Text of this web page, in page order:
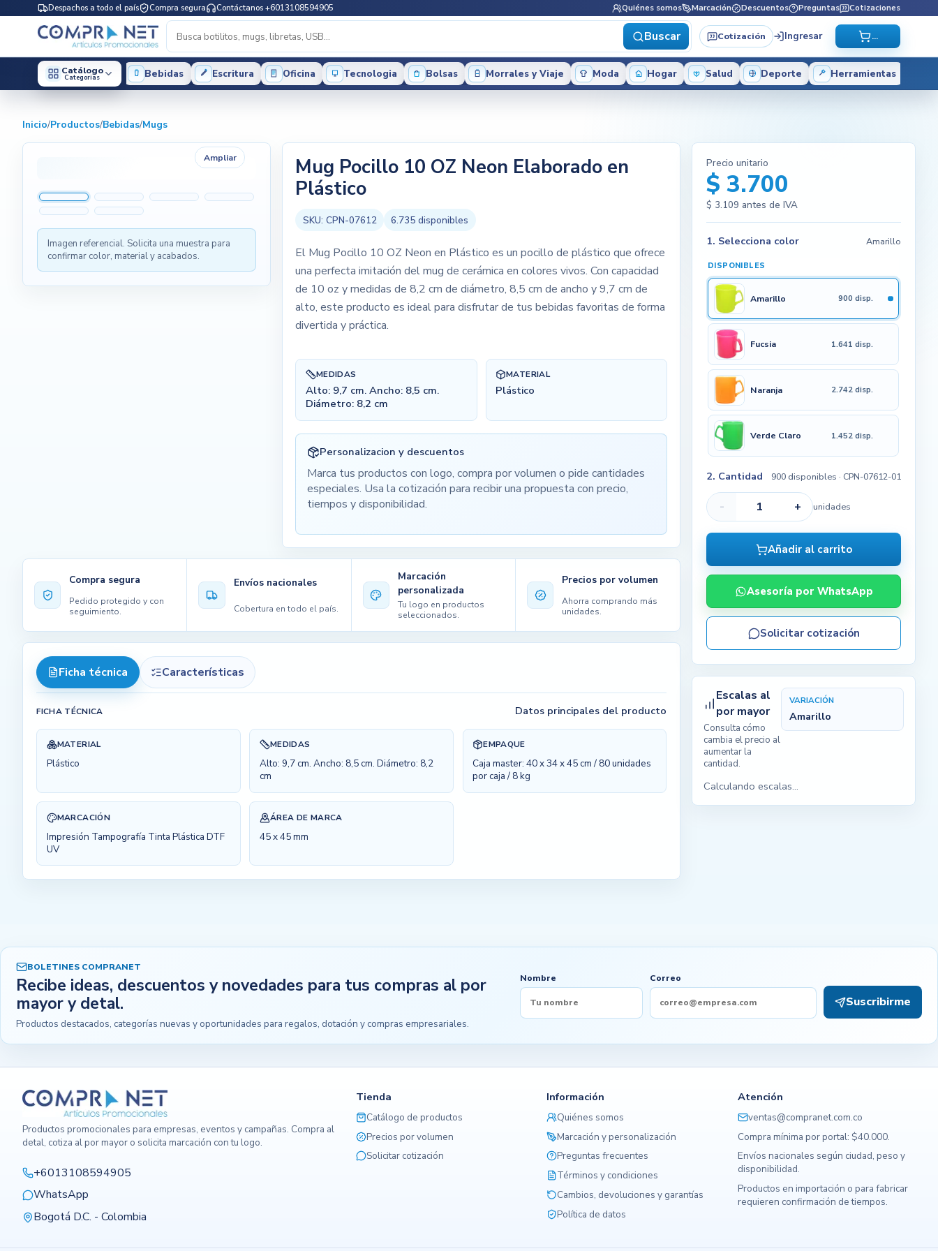
Despachos a todo el país Compra segura Contáctanos +6013108594905 Quiénes somos Marcación Descuentos Preguntas Cotizaciones
Buscar Cotización Ingresar ...
Catálogo
Categorias Bebidas Escritura Oficina Tecnologia Bolsas Morrales y Viaje Moda Hogar Salud Deporte Herramientas
Inicio/Productos/Bebidas/Mugs
Ampliar
Imagen referencial. Solicita una muestra para
confirmar color, material y acabados.
Mug Pocillo 10 OZ Neon Elaborado en
Plástico
SKU: CPN-07612 6.735 disponibles
El Mug Pocillo 10 OZ Neon en Plástico es un pocillo de plástico que ofrece
una perfecta imitación del mug de cerámica en colores vivos. Con capacidad
de 10 oz y medidas de 8,2 cm de diámetro, 8,5 cm de ancho y 9,7 cm de
alto, este producto es ideal para disfrutar de tus bebidas favoritas de forma
divertida y práctica.
MEDIDAS
Alto: 9,7 cm. Ancho: 8,5 cm.
Diámetro: 8,2 cm
MATERIAL
Plástico
Personalizacion y descuentos
Marca tus productos con logo, compra por volumen o pide cantidades
especiales. Usa la cotización para recibir una propuesta con precio,
tiempos y disponibilidad.
Compra segura
Pedido protegido y con
seguimiento.
Envíos nacionales
Cobertura en todo el país.
Marcación
personalizada
Tu logo en productos
seleccionados.
Precios por volumen
Ahorra comprando más
unidades.
Ficha técnica Características
FICHA TÉCNICA Datos principales del producto
MATERIAL
Plástico
MEDIDAS
Alto: 9,7 cm. Ancho: 8,5 cm. Diámetro: 8,2
cm
EMPAQUE
Caja master: 40 x 34 x 45 cm / 80 unidades
por caja / 8 kg
MARCACIÓN
Impresión Tampografía Tinta Plástica DTF
UV
ÁREA DE MARCA
45 x 45 mm
Precio unitario
$ 3.700
$ 3.109 antes de IVA
1. Selecciona color Amarillo
DISPONIBLES
Amarillo 900 disp.
Fucsia 1.641 disp.
Naranja 2.742 disp.
Verde Claro 1.452 disp.
2. Cantidad 900 disponibles · CPN-07612-01
- + unidades
Añadir al carrito
Asesoría por WhatsApp
Solicitar cotización
Escalas al
por mayor
Consulta cómo
cambia el precio al
aumentar la
cantidad.
VARIACIÓN
Amarillo
Calculando escalas...
BOLETINES COMPRANET
Recibe ideas, descuentos y novedades para tus compras al por
mayor y detal.
Productos destacados, categorías nuevas y oportunidades para regalos, dotación y compras empresariales.
Nombre Correo
Suscribirme
Productos promocionales para empresas, eventos y campañas. Compra al
detal, cotiza al por mayor o solicita marcación con tu logo.
+6013108594905
WhatsApp
Bogotá D.C. - Colombia
Tienda
Catálogo de productos
Precios por volumen
Solicitar cotización
Información
Quiénes somos
Marcación y personalización
Preguntas frecuentes
Términos y condiciones
Cambios, devoluciones y garantías
Política de datos
Atención
ventas@compranet.com.co
Compra mínima por portal: $40.000.
Envíos nacionales según ciudad, peso y
disponibilidad.
Productos en importación o para fabricar
requieren confirmación de tiempos.